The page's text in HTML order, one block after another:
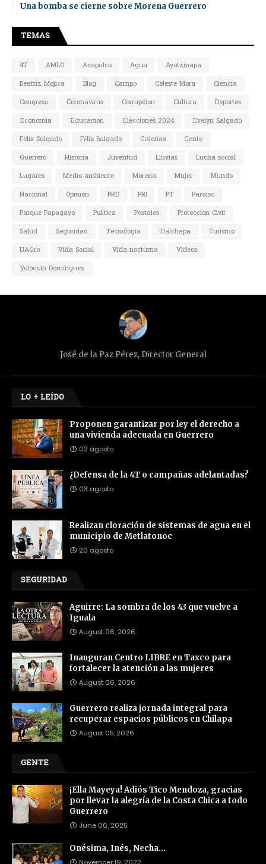
Una bomba se cierne sobre Morena Guerrero
TEMAS
4T AMLO Acapulco Agua
Ayotzinapa
Beatriz Mojica
Blog Campo Celeste Mora
Ciencia
Congreso
Coronavirus Corrupcion Cultura
Deportes
Economia
Educacion Elecciones 2024
Evelyn Salgado
Felix Salgado
Félix Salgado Galerias
Gente
Guerrero
Historia Juventud Lluvias
Lucha social
Lugares
Medio ambiente Morena Mujer
Mundo
Nacional
Opinion PRD PRI PT
Paraiso
Parque Papagayo
Política Postales
Proteccion Civil
Salud
Seguridad Tecnologia Tlalchapa
Turismo
UAGro
Vida Social Vida nocturna
Videos
Yoloczin Domínguez
José de la Paz Pérez, Director General
LO + LEÍDO
Proponen garantizar por ley el derecho a
una vivienda adecuada en Guerrero
02 agosto
¿Defensa de la 4T o campañas adelantadas?
03 agosto
Realizan cloración de sistemas de agua en el
municipio de Metlatonoc
20 agosto
SEGURIDAD
Aguirre: La sombra de los 43 que vuelve a
Iguala
August 06, 2026
Inauguran Centro LIBRE en Taxco para
fortalecer la atención a las mujeres
August 06, 2026
Guerrero realiza jornada integral para
recuperar espacios públicos en Chilapa
August 05, 2026
GENTE
¡Ella Mayeya! Adiós Tico Mendoza, gracias
por llevar la alegría de la Costa Chica a todo
Guerrero
June 06, 2025
Onésima, Inés, Necha…
November 19, 2022